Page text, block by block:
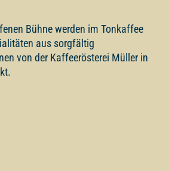
Bühne werden im Tonkaffee
aus sorgfältig
von der Kaffeerösterei Müller in